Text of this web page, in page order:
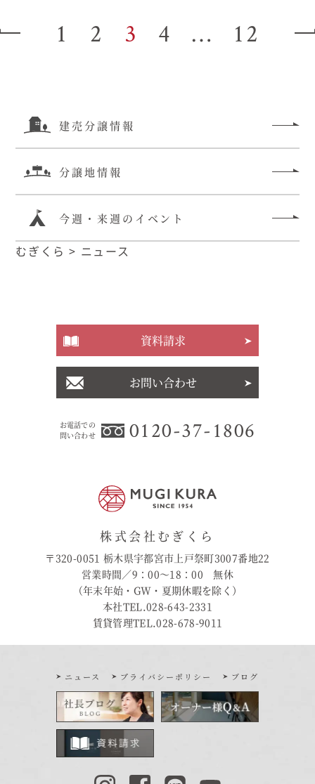
1 2 3 4 … 12
建売分譲情報
分譲地情報
今週・来週のイベント
むぎくら > ニュース
お電話での
問い合わせ
0120-37-1806
資料請求
お問い合わせ
株式会社むぎくら
〒320-0051 栃木県宇都宮市上戸祭町3007番地22
営業時間／9：00〜18：00 無休
（年末年始・GW・夏期休暇を除く）
本社TEL.028-643-2331
賃貸管理TEL.028-678-9011
ニュース プライバシーポリシー ブログ